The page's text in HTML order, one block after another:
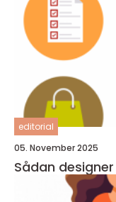
editorial
05. November 2025
Sådan